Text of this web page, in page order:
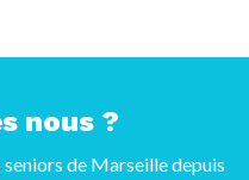
nous ?
seniors de Marseille depuis